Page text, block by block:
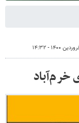
خرم‌آباد